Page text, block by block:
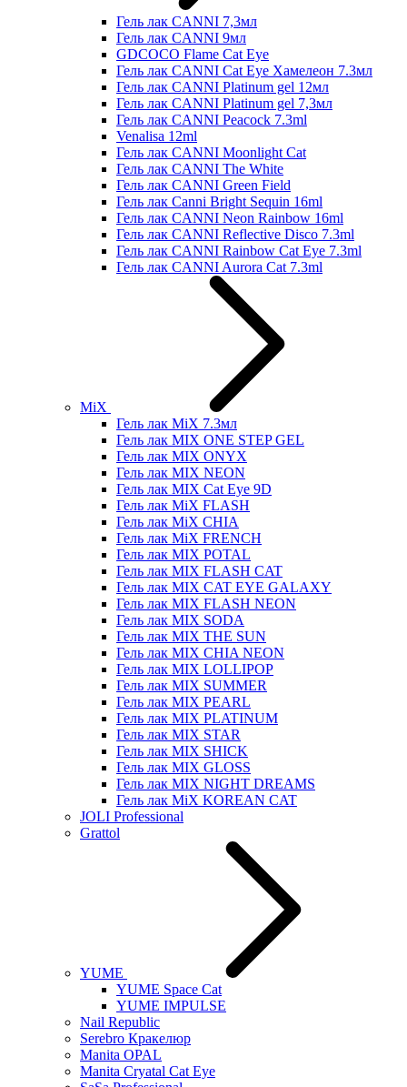
Гель лак CANNI 7,3мл
Гель лак CANNI 9мл
GDCOCO Flame Cat Eye
Гель лак CANNI Cat Eye Хамелеон 7.3мл
Гель лак CANNI Platinum gel 12мл
Гель лак CANNI Platinum gel 7,3мл
Гель лак CANNI Peacock 7.3ml
Venalisa 12ml
Гель лак CANNI Moonlight Cat
Гель лак CANNI The White
Гель лак CANNI Green Field
Гель лак Canni Bright Sequin 16ml
Гель лак CANNI Neon Rainbow 16ml
Гель лак CANNI Reflective Disco 7.3ml
Гель лак CANNI Rainbow Cat Eye 7.3ml
Гель лак CANNI Aurora Cat 7.3ml
MiX
Гель лак MiX 7.3мл
Гель лак MIX ONE STEP GEL
Гель лак MIX ONYX
Гель лак MIX NEON
Гель лак MIX Cat Eye 9D
Гель лак MiX FLASH
Гель лак MiX CHIA
Гель лак MiX FRENCH
Гель лак MIX POTAL
Гель лак MIX FLASH CAT
Гель лак MIX CAT EYE GALAXY
Гель лак MIX FLASH NEON
Гель лак MIX SODA
Гель лак MIX THE SUN
Гель лак MIX CHIA NEON
Гель лак MIX LOLLIPOP
Гель лак MIX SUMMER
Гель лак MIX PEARL
Гель лак MIX PLATINUM
Гель лак MIX STAR
Гель лак MIX SHICK
Гель лак MIX GLOSS
Гель лак MIX NIGHT DREAMS
Гель лак MiX KOREAN CAT
JOLI Professional
Grattol
YUME
YUME Space Cat
YUME IMPULSE
Nail Republic
Serebro Кракелюр
Manita OPAL
Manita Cryatal Cat Eye